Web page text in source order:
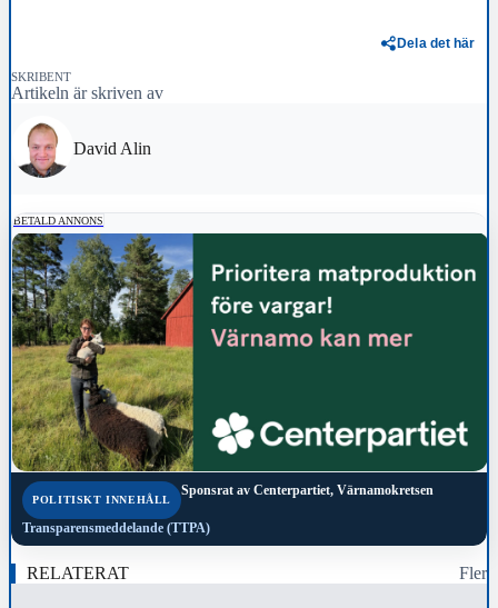
Dela det här
SKRIBENT
Artikeln är skriven av
David Alin
BETALD ANNONS
POLITISKT INNEHÅLL
Sponsrat av Centerpartiet, Värnamokretsen
Transparensmeddelande (TTPA)
RELATERAT Fler